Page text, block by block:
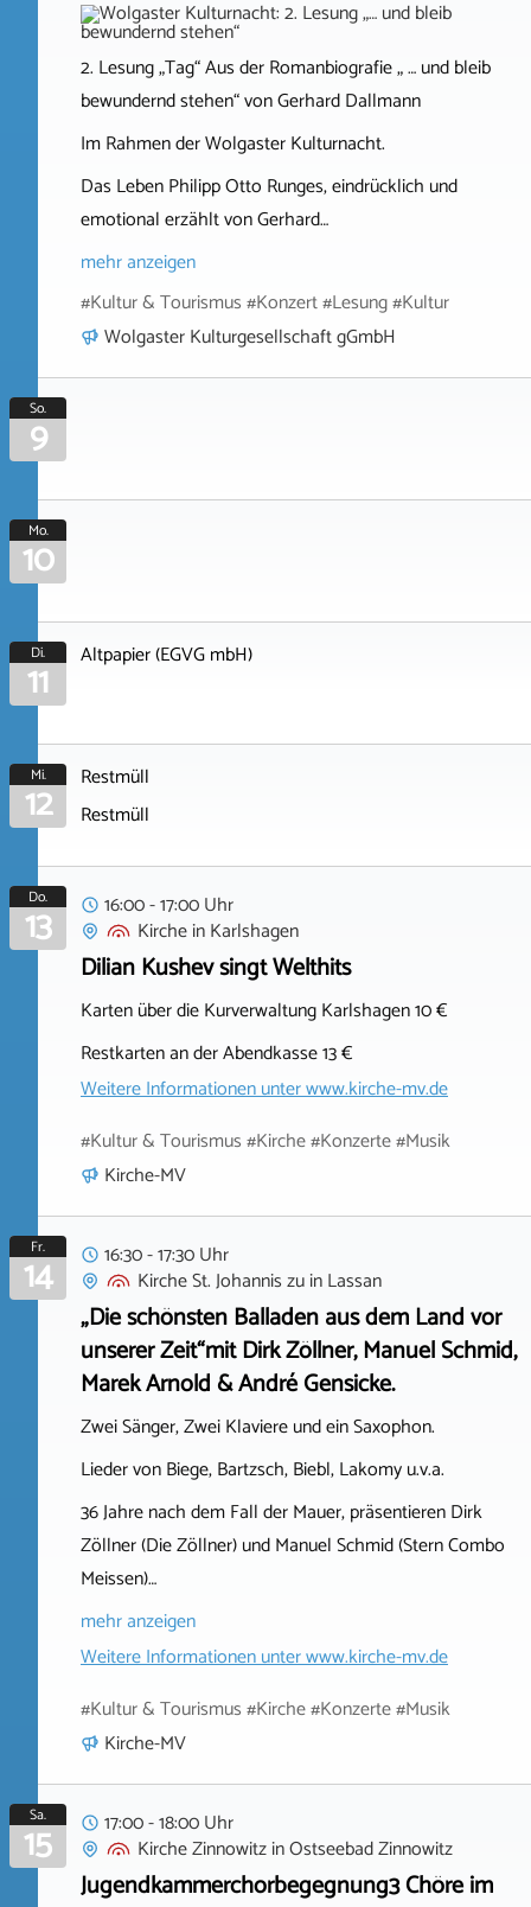
2. Lesung „Tag“ Aus der Romanbiografie „ … und bleib
bewundernd stehen“ von Gerhard Dallmann
Im Rahmen der Wolgaster Kulturnacht.
Das Leben Philipp Otto Runges, eindrücklich und
emotional erzählt von Gerhard…
mehr anzeigen
#Kultur & Tourismus #Konzert #Lesung #Kultur
Wolgaster Kulturgesellschaft gGmbH
So.
9
Mo.
10
Di.
11 Altpapier (EGVG mbH)
Mi.
12
Restmüll
Restmüll
Do.
13
16:00 - 17:00 Uhr
KircheinKarlshagen
Dilian Kushev singt Welthits
Karten über die Kurverwaltung Karlshagen 10 €
Restkarten an der Abendkasse 13 €
Weitere Informationen unterwww.kirche-mv.de
#Kultur & Tourismus #Kirche #Konzerte #Musik
Kirche-MV
Fr.
14
16:30 - 17:30 Uhr
Kirche St. Johannis zuinLassan
„Die schönsten Balladen aus dem Land vor
unserer Zeit“mit Dirk Zöllner, Manuel Schmid,
Marek Arnold & André Gensicke.
Zwei Sänger, Zwei Klaviere und ein Saxophon.
Lieder von Biege, Bartzsch, Biebl, Lakomy u.v.a.
36 Jahre nach dem Fall der Mauer, präsentieren Dirk
Zöllner (Die Zöllner) und Manuel Schmid (Stern Combo
Meissen)…
mehr anzeigen
Weitere Informationen unterwww.kirche-mv.de
#Kultur & Tourismus #Kirche #Konzerte #Musik
Kirche-MV
Sa.
15
17:00 - 18:00 Uhr
Kirche ZinnowitzinOstseebad Zinnowitz
Jugendkammerchorbegegnung3 Chöre im